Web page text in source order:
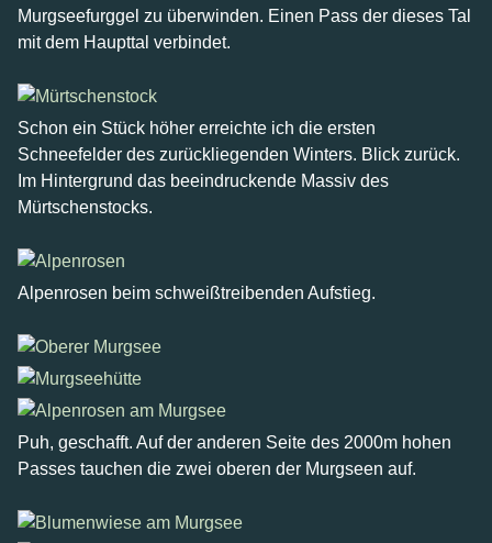
Murgseefurggel zu überwinden. Einen Pass der dieses Tal
mit dem Haupttal verbindet.
Schon ein Stück höher erreichte ich die ersten
Schneefelder des zurückliegenden Winters. Blick zurück.
Im Hintergrund das beeindruckende Massiv des
Mürtschenstocks.
Alpenrosen beim schweißtreibenden Aufstieg.
Puh, geschafft. Auf der anderen Seite des 2000m hohen
Passes tauchen die zwei oberen der Murgseen auf.